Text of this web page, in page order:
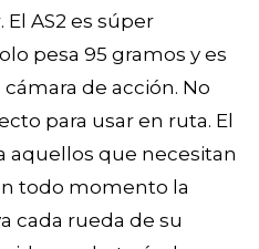
AS2 es súper
pesa 95 gramos y es
de acción. No
para usar en ruta. El
aquellos que necesitan
todo momento la
cada rueda de su